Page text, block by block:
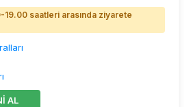
19.00 saatleri arasında ziyarete
AL